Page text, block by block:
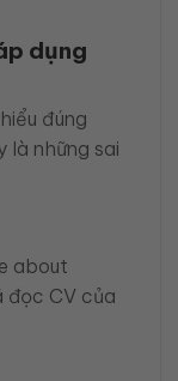
dụng
đúng
là những sai
about
đọc CV của